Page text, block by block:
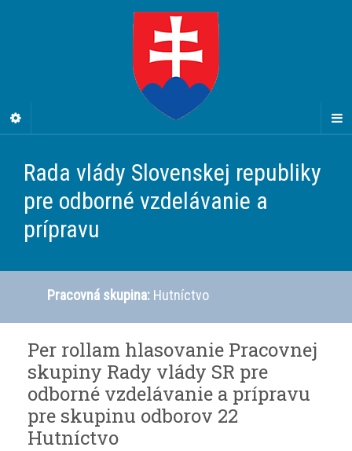
Rada vlády Slovenskej republiky
pre odborné vzdelávanie a
prípravu
Pracovná skupina: Hutníctvo
Per rollam hlasovanie Pracovnej
skupiny Rady vlády SR pre
odborné vzdelávanie a prípravu
pre skupinu odborov 22
Hutníctvo